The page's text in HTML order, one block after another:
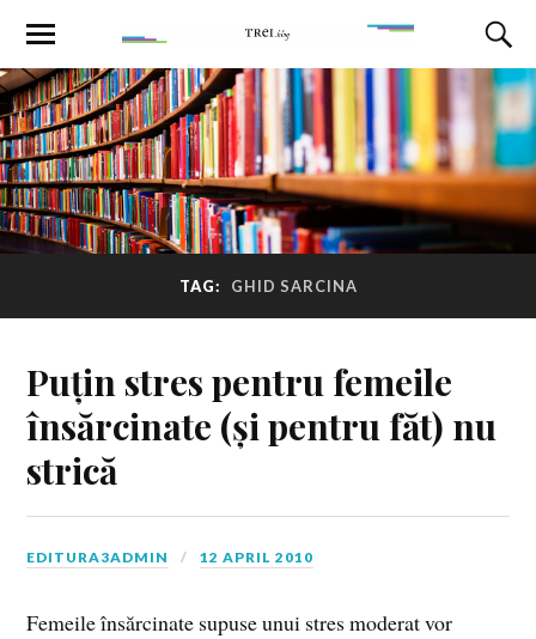
TAG: GHID SARCINA
Puțin stres pentru femeile
însărcinate (și pentru făt) nu
strică
EDITURA3ADMIN 12 APRIL 2010
Femeile însărcinate supuse unui stres moderat vor